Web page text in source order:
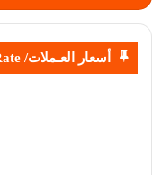
أسعار العـملات/ Exchange Rate